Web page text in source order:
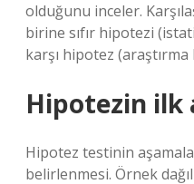
olduğunu inceler.
birine sıfır hipotezi
karşı hipotez
Hipotezin ilk
Hipotez testinin
belirlenmesi. Örnek